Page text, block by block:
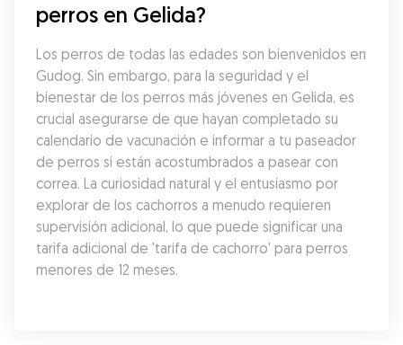
perros en Gelida?
Los perros de todas las edades son bienvenidos en
Gudog. Sin embargo, para la seguridad y el
bienestar de los perros más jóvenes en Gelida, es
crucial asegurarse de que hayan completado su
calendario de vacunación e informar a tu paseador
de perros si están acostumbrados a pasear con
correa. La curiosidad natural y el entusiasmo por
explorar de los cachorros a menudo requieren
supervisión adicional, lo que puede significar una
tarifa adicional de 'tarifa de cachorro' para perros
menores de 12 meses.